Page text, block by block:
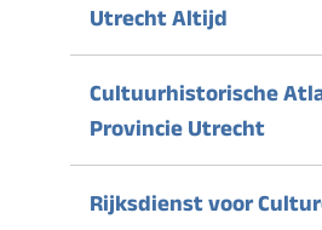
Utrecht Altijd
Cultuurhistorische
Provincie Utrecht
Rijksdienst voor